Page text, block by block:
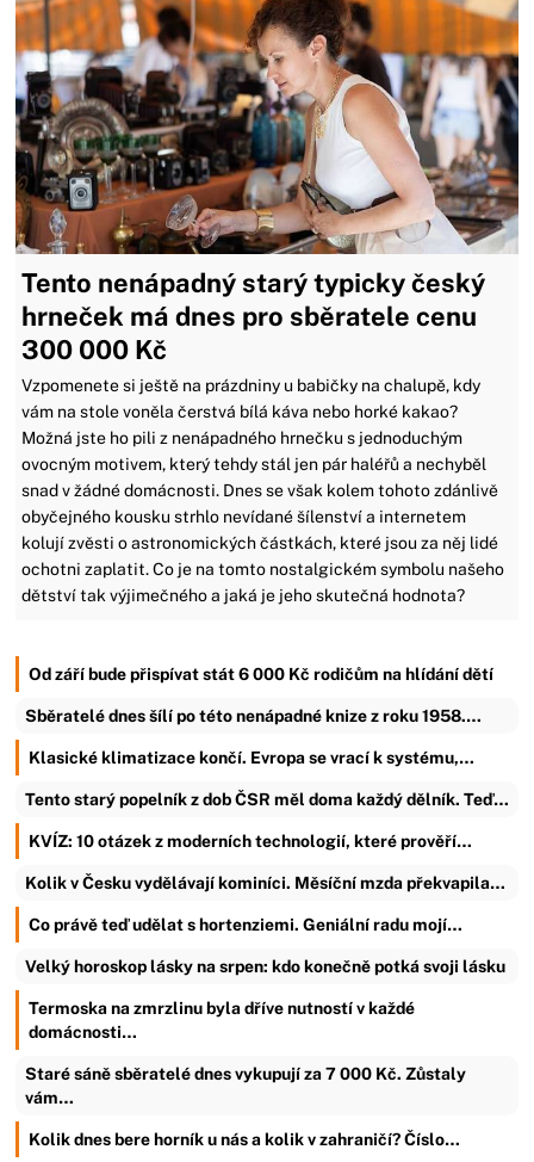
Tento nenápadný starý typicky český
hrneček má dnes pro sběratele cenu
300 000 Kč
Vzpomenete si ještě na prázdniny u babičky na chalupě, kdy
vám na stole voněla čerstvá bílá káva nebo horké kakao?
Možná jste ho pili z nenápadného hrnečku s jednoduchým
ovocným motivem, který tehdy stál jen pár haléřů a nechyběl
snad v žádné domácnosti. Dnes se však kolem tohoto zdánlivě
obyčejného kousku strhlo nevídané šílenství a internetem
kolují zvěsti o astronomických částkách, které jsou za něj lidé
ochotni zaplatit. Co je na tomto nostalgickém symbolu našeho
dětství tak výjimečného a jaká je jeho skutečná hodnota?
Od září bude přispívat stát 6 000 Kč rodičům na hlídání dětí
Sběratelé dnes šílí po této nenápadné knize z roku 1958.…
Klasické klimatizace končí. Evropa se vrací k systému,…
Tento starý popelník z dob ČSR měl doma každý dělník. Teď…
KVÍZ: 10 otázek z moderních technologií, které prověří…
Kolik v Česku vydělávají kominíci. Měsíční mzda překvapila…
Co právě teď udělat s hortenziemi. Geniální radu mojí…
Velký horoskop lásky na srpen: kdo konečně potká svoji lásku
Termoska na zmrzlinu byla dříve nutností v každé
domácnosti…
Staré sáně sběratelé dnes vykupují za 7 000 Kč. Zůstaly
vám…
Kolik dnes bere horník u nás a kolik v zahraničí? Číslo…